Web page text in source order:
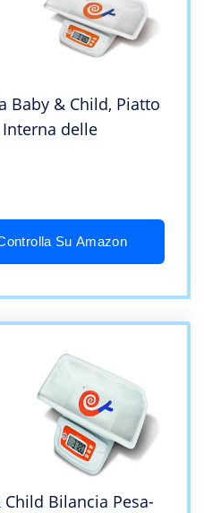
Baby & Child, Piatto
delle
Su Amazon
Bilancia Pesa-